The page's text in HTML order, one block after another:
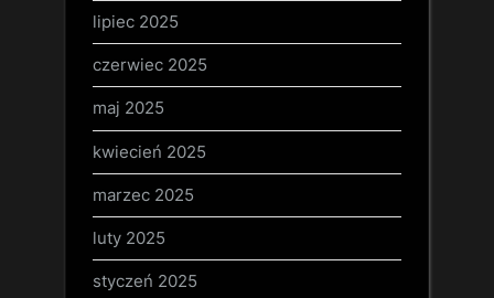
lipiec 2025
czerwiec 2025
maj 2025
kwiecień 2025
marzec 2025
luty 2025
styczeń 2025